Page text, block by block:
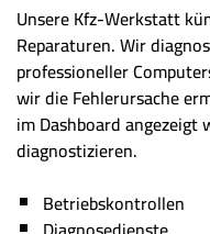
Unsere Kfz-Werkstatt
Reparaturen. Wir
professioneller
wir die Fehlerursache
im Dashboard
diagnostizieren.
Betriebskontrollen